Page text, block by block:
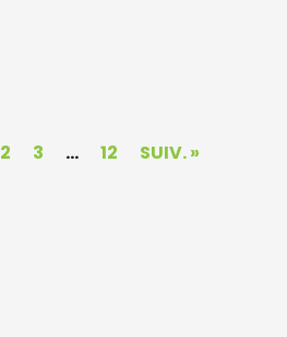
2 3 … 12 SUIV. »